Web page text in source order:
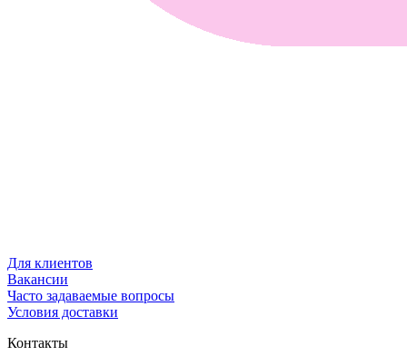
Для клиентов
Вакансии
Часто задаваемые вопросы
Условия доставки
Контакты